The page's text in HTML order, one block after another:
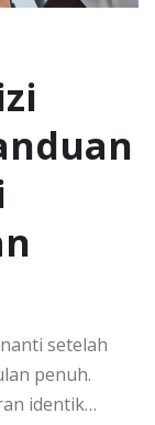
setelah
penuh.
identik…